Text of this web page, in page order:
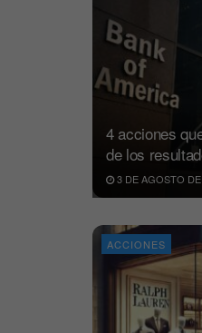
4 acciones
de los
3 DE AGOSTO
ACCIONES